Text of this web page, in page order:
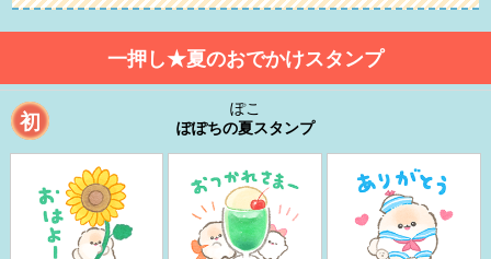
一押し★夏のおでかけスタンプ
初
ぽこ
ぽぽちの夏スタンプ